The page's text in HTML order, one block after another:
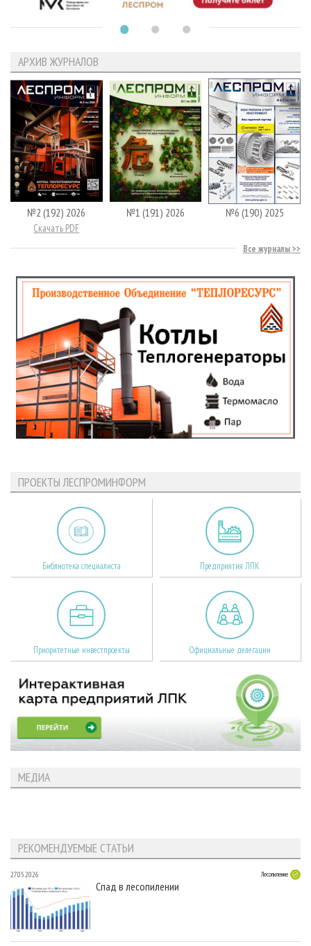
АРХИВ ЖУРНАЛОВ
№2 (192) 2026
Скачать PDF
№1 (191) 2026 №6 (190) 2025
Все журналы
ПРОЕКТЫ ЛЕСПРОМИНФОРМ
Библиотека специалиста Предприятия ЛПК
Приоритетные инвестпроекты Официальные делегации
МЕДИА
РЕКОМЕНДУЕМЫЕ СТАТЬИ
27.05.2026 Лесопиление
Спад в лесопилении